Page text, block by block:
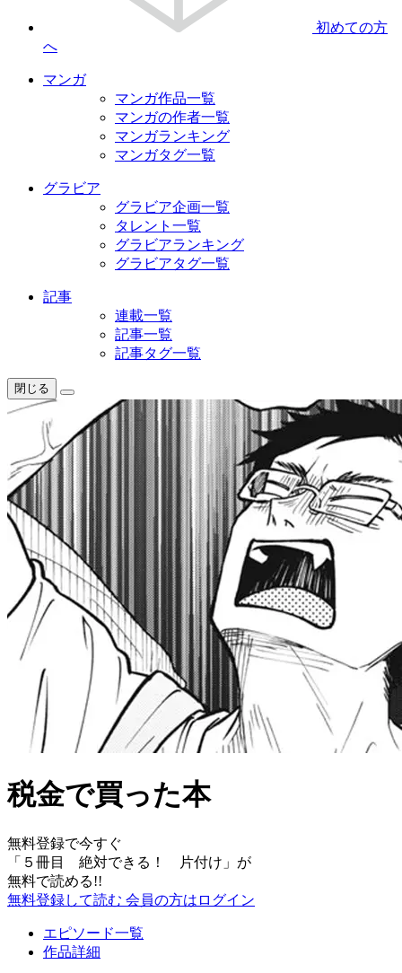
初めての方
へ
マンガ
マンガ作品一覧
マンガの作者一覧
マンガランキング
マンガタグ一覧
グラビア
グラビア企画一覧
タレント一覧
グラビアランキング
グラビアタグ一覧
記事
連載一覧
記事一覧
記事タグ一覧
閉じる
税金で買った本
無料登録で今すぐ
「 ５冊目 絶対できる！ 片付け 」が
無料で読める!!
無料登録して読む 会員の方はログイン
エピソード一覧
作品詳細